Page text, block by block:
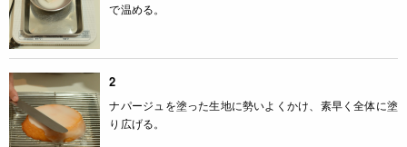
で温める。
2
ナパージュを塗った生地に勢いよくかけ、素早く全体に塗
り広げる。